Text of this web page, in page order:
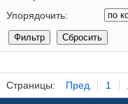
Упорядочить:
Страницы: Пред. 1